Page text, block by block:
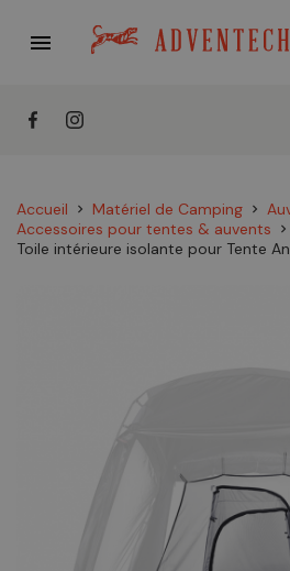

Accueil chevron_right Matériel de Camping chevron_right
Accessoires pour tentes & auvents chevron_right
Toile intérieure isolante pour Tente